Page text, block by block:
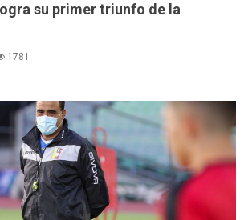
su primer triunfo de la
1781